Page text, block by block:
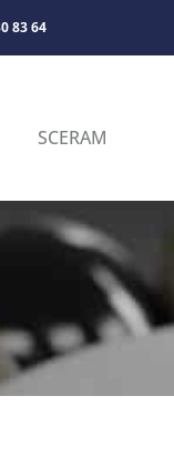
83 64
SCERAM